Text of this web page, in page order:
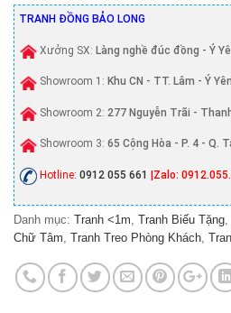
TRANH ĐỒNG BẢO LONG
Xưởng SX: Làng nghề đúc đồng - Ý
Showroom 1: Khu CN - TT. Lâm - Ý
Showroom 2: 277 Nguyễn Trãi -
Showroom 3: 65 Cộng Hòa - P. 4 - Q.
Hotline: 0912 055 661 |Zalo:
Danh mục: Tranh <1m Tranh Biếu Tặng
Chữ Tâm Tranh Treo Phòng Khách